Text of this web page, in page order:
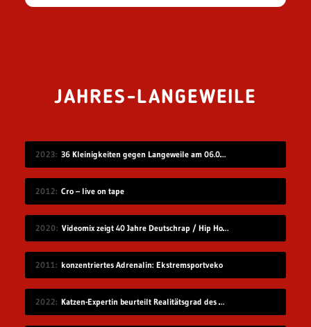
JAHRES-LANGEWEILE
2023 36 Kleinigkeiten gegen Langeweile am 06.08.2023
2012 Cro – live on tape
2020 Videomix zeigt 40 Jahre Deutschrap / Hip Hop in 7:30 Minuten
2011 konzentriertes Adrenalin: Ekstremsportveko
2022 Katzen-Expertin beurteilt Realitätsgrad des Verhaltens in „Stray“